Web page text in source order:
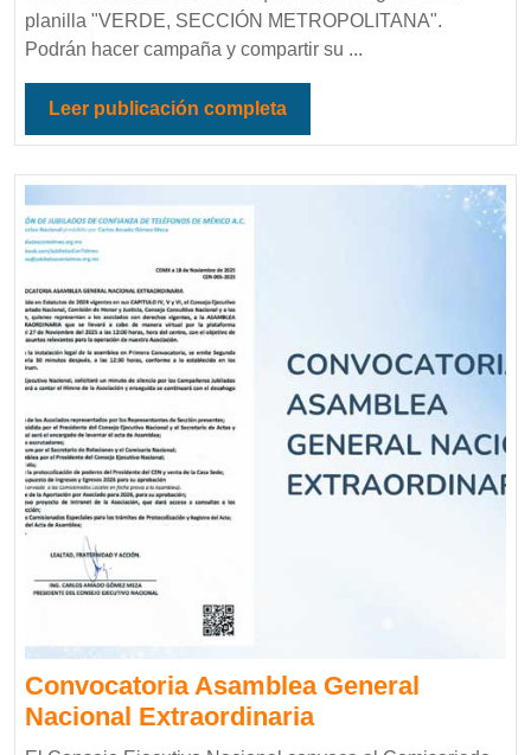
planilla "VERDE, SECCIÓN METROPOLITANA".
Podrán hacer campaña y compartir su ...
Leer publicación completa
Convocatoria Asamblea General
Nacional Extraordinaria